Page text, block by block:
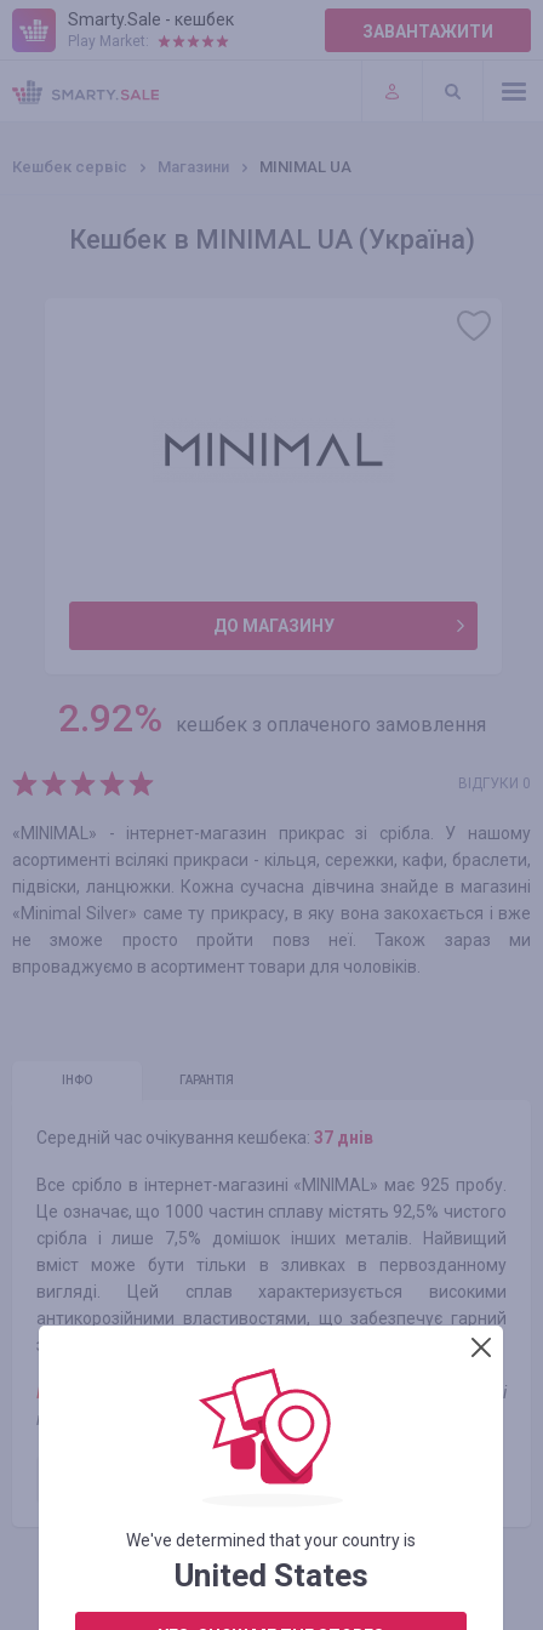
Smarty.Sale - кешбек
Play Market: ЗАВАНТАЖИТИ
ПРАВИЛА
ПЛАГІНИ
Кешбек сервіс Магазини MINIMAL UA
Кешбек в MINIMAL UA (Україна)
ДО МАГАЗИНУ
2.92% кешбек з оплаченого замовлення
ВІДГУКИ 0
«MINIMAL» - інтернет-магазин прикрас зі срібла. У нашому
асортименті всілякі прикраси - кільця, сережки, кафи, браслети,
підвіски, ланцюжки. Кожна сучасна дівчина знайде в магазині
«Minimal Silver» саме ту прикрасу, в яку вона закохається і вже
не зможе просто пройти повз неї. Також зараз ми
впроваджуємо в асортимент товари для чоловіків.
ІНФО ГАРАНТІЯ
Середній час очікування кешбека: 37 днів
Все срібло в інтернет-магазині «MINIMAL» має 925 пробу.
Це означає, що 1000 частин сплаву містять 92,5% чистого
срібла і лише 7,5% домішок інших металів. Найвищий
вміст може бути тільки в зливках в первозданному
вигляді. Цей сплав характеризується високими
антикорозійними властивостями, що забезпечує гарний
зовнішній вигляд і тривалий термін служби виробу.
Примітка:
кешбек не зараховується при використанні
промокоду
Оплачене замовлення
АВТОРИЗУЙТЕСЬ, ЩОБ ЗАЛИШИТИ ВІДГУК
We've determined that your country is
United States